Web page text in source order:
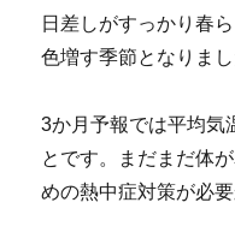
日差しがすっかり春
色増す季節となりまし
3か月予報では平均気
とです。まだまだ体
めの熱中症対策が必